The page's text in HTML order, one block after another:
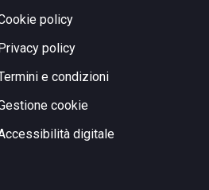
policy
policy
e condizioni
cookie
digitale